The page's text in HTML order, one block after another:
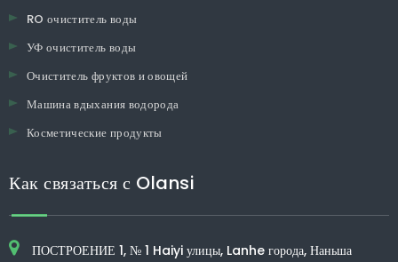
RO очиститель воды
УФ очиститель воды
Очиститель фруктов и овощей
Машина вдыхания водорода
Косметические продукты
Как связаться с Olansi
ПОСТРОЕНИЕ 1, № 1 Haiyi улицы, Lanhe города, Наньша